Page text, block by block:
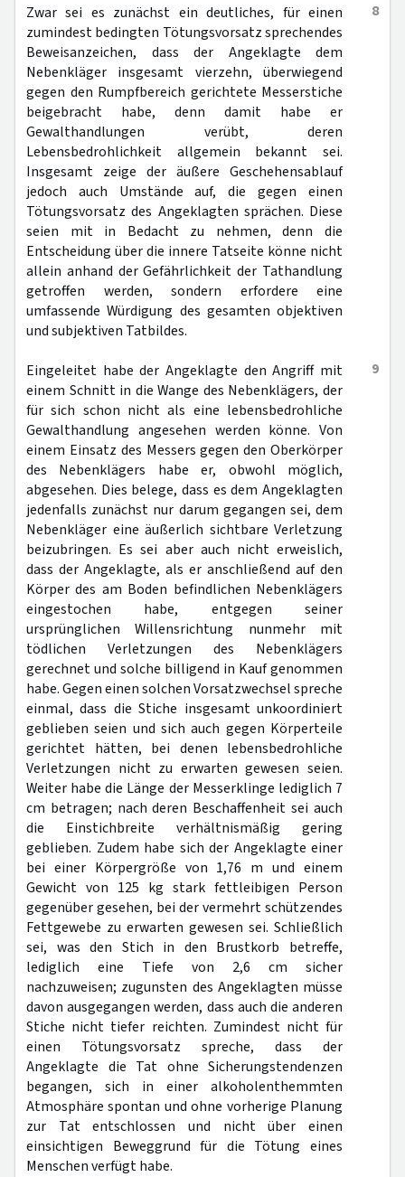
8
Zwar sei es zunächst ein deutliches, für einen
zumindest bedingten Tötungsvorsatz sprechendes
Beweisanzeichen, dass der Angeklagte dem
Nebenkläger insgesamt vierzehn, überwiegend
gegen den Rumpfbereich gerichtete Messerstiche
beigebracht habe, denn damit habe er
Gewalthandlungen verübt, deren
Lebensbedrohlichkeit allgemein bekannt sei.
Insgesamt zeige der äußere Geschehensablauf
jedoch auch Umstände auf, die gegen einen
Tötungsvorsatz des Angeklagten sprächen. Diese
seien mit in Bedacht zu nehmen, denn die
Entscheidung über die innere Tatseite könne nicht
allein anhand der Gefährlichkeit der Tathandlung
getroffen werden, sondern erfordere eine
umfassende Würdigung des gesamten objektiven
und subjektiven Tatbildes.
9
Eingeleitet habe der Angeklagte den Angriff mit
einem Schnitt in die Wange des Nebenklägers, der
für sich schon nicht als eine lebensbedrohliche
Gewalthandlung angesehen werden könne. Von
einem Einsatz des Messers gegen den Oberkörper
des Nebenklägers habe er, obwohl möglich,
abgesehen. Dies belege, dass es dem Angeklagten
jedenfalls zunächst nur darum gegangen sei, dem
Nebenkläger eine äußerlich sichtbare Verletzung
beizubringen. Es sei aber auch nicht erweislich,
dass der Angeklagte, als er anschließend auf den
Körper des am Boden befindlichen Nebenklägers
eingestochen habe, entgegen seiner
ursprünglichen Willensrichtung nunmehr mit
tödlichen Verletzungen des Nebenklägers
gerechnet und solche billigend in Kauf genommen
habe. Gegen einen solchen Vorsatzwechsel spreche
einmal, dass die Stiche insgesamt unkoordiniert
geblieben seien und sich auch gegen Körperteile
gerichtet hätten, bei denen lebensbedrohliche
Verletzungen nicht zu erwarten gewesen seien.
Weiter habe die Länge der Messerklinge lediglich 7
cm betragen; nach deren Beschaffenheit sei auch
die Einstichbreite verhältnismäßig gering
geblieben. Zudem habe sich der Angeklagte einer
bei einer Körpergröße von 1,76 m und einem
Gewicht von 125 kg stark fettleibigen Person
gegenüber gesehen, bei der vermehrt schützendes
Fettgewebe zu erwarten gewesen sei. Schließlich
sei, was den Stich in den Brustkorb betreffe,
lediglich eine Tiefe von 2,6 cm sicher
nachzuweisen; zugunsten des Angeklagten müsse
davon ausgegangen werden, dass auch die anderen
Stiche nicht tiefer reichten. Zumindest nicht für
einen Tötungsvorsatz spreche, dass der
Angeklagte die Tat ohne Sicherungstendenzen
begangen, sich in einer alkoholenthemmten
Atmosphäre spontan und ohne vorherige Planung
zur Tat entschlossen und nicht über einen
einsichtigen Beweggrund für die Tötung eines
Menschen verfügt habe.